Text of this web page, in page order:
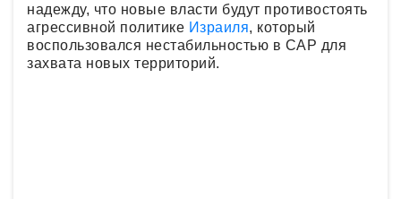
надежду, что новые власти будут противостоять
агрессивной политике Израиля, который
воспользовался нестабильностью в САР для
захвата новых территорий.